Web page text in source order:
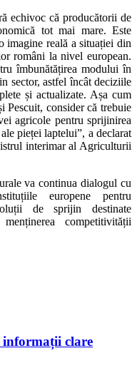
echivoc că producătorii de
tot mai mare. Este
imagine reală a situației din
români la nivel european.
îmbunătățirea modului în
sector, astfel încât deciziile
și actualizate. Așa cum
consider că trebuie
agricole pentru sprijinirea
pieței laptelui”, a declarat
interimar al Agriculturii
va continua dialogul cu
europene pentru
de sprijin destinate
competitivității
informații clare